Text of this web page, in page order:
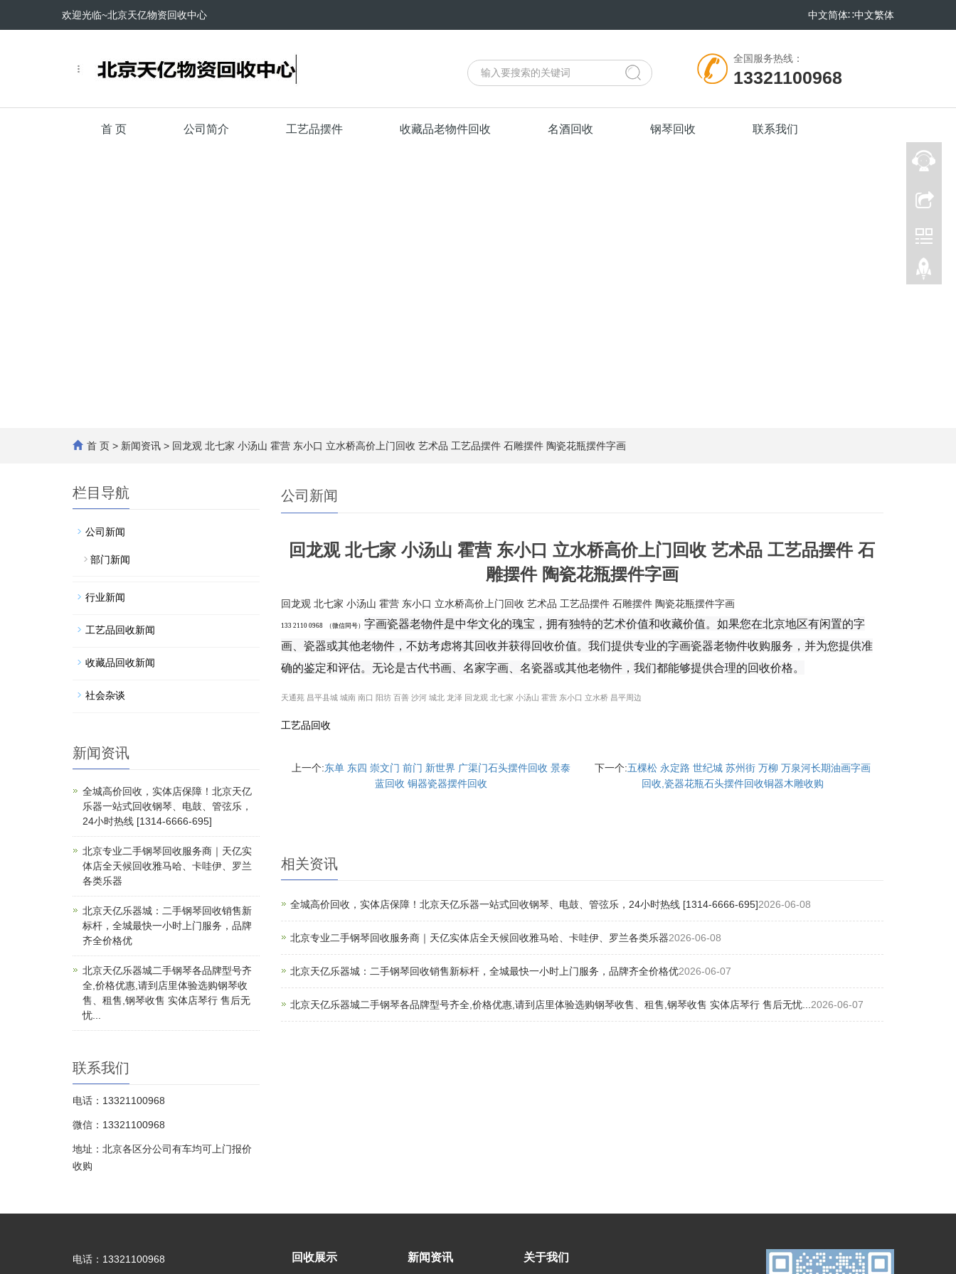
欢迎光临~北京天亿物资回收中心 中文繁体
∷
中文简体
全国服务热线：
13321100968
首 页 公司简介 工艺品摆件 收藏品老物件回收 名酒回收 钢琴回收 联系我们
首 页 > 新闻资讯 > 回龙观 北七家 小汤山 霍营 东小口 立水桥高价上门回收 艺术品 工艺品摆件 石雕摆件 陶瓷花瓶摆件字画
公司新闻
回龙观 北七家 小汤山 霍营 东小口 立水桥高价上门回收 艺术品 工艺品摆件 石
雕摆件 陶瓷花瓶摆件字画
回龙观 北七家 小汤山 霍营 东小口 立水桥高价上门回收 艺术品 工艺品摆件 石雕摆件 陶瓷花瓶摆件字画
133 2110 0968 （微信同号） 字画瓷器老物件是中华文化的瑰宝，拥有独特的艺术价值和收藏价值。如果您在北京地区有闲置的字
画、瓷器或其他老物件，不妨考虑将其回收并获得回收价值。我们提供专业的字画瓷器老物件收购服务，并为您提供准
确的鉴定和评估。无论是古代书画、名家字画、名瓷器或其他老物件，我们都能够提供合理的回收价格。
天通苑 昌平县城 城南 南口 阳坊 百善 沙河 城北 龙泽 回龙观 北七家 小汤山 霍营 东小口 立水桥 昌平周边
工艺品回收
上一个:东单 东四 崇文门 前门 新世界 广渠门石头摆件回收 景泰
蓝回收 铜器瓷器摆件回收
下一个:五棵松 永定路 世纪城 苏州街 万柳 万泉河长期油画字画
回收,瓷器花瓶石头摆件回收铜器木雕收购
相关资讯
全城高价回收，实体店保障！北京天亿乐器一站式回收钢琴、电鼓、管弦乐，24小时热线 [1314-6666-695]2026-06-08
北京专业二手钢琴回收服务商｜天亿实体店全天候回收雅马哈、卡哇伊、罗兰各类乐器2026-06-08
北京天亿乐器城：二手钢琴回收销售新标杆，全城最快一小时上门服务，品牌齐全价格优2026-06-07
北京天亿乐器城二手钢琴各品牌型号齐全,价格优惠,请到店里体验选购钢琴收售、租售,钢琴收售 实体店琴行 售后无忧... 2026-06-07
栏目导航
公司新闻
部门新闻
行业新闻
工艺品回收新闻
收藏品回收新闻
社会杂谈
新闻资讯
全城高价回收，实体店保障！北京天亿
乐器一站式回收钢琴、电鼓、管弦乐，
24小时热线 [1314-6666-695]
北京专业二手钢琴回收服务商｜天亿实
体店全天候回收雅马哈、卡哇伊、罗兰
各类乐器
北京天亿乐器城：二手钢琴回收销售新
标杆，全城最快一小时上门服务，品牌
齐全价格优
北京天亿乐器城二手钢琴各品牌型号齐
全,价格优惠,请到店里体验选购钢琴收
售、租售,钢琴收售 实体店琴行 售后无
忧...
联系我们
电话：13321100968
微信：13321100968
地址：北京各区分公司有车均可上门报价
收购
电话：13321100968 回收展示 新闻资讯 关于我们